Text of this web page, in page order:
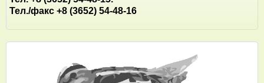
Тел./факс +8 (3652) 54-48-16